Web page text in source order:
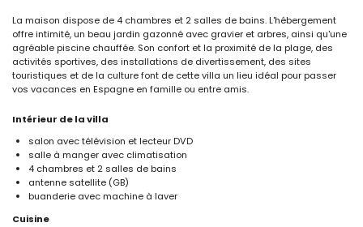
La maison dispose de 4 chambres et 2 salles de bains. L'hébergement
offre intimité, un beau jardin gazonné avec gravier et arbres, ainsi qu'une
agréable piscine chauffée. Son confort et la proximité de la plage, des
activités sportives, des installations de divertissement, des sites
touristiques et de la culture font de cette villa un lieu idéal pour passer
vos vacances en Espagne en famille ou entre amis.
Intérieur de la villa
salon avec télévision et lecteur DVD
salle à manger avec climatisation
4 chambres et 2 salles de bains
antenne satellite (GB)
buanderie avec machine à laver
Cuisine